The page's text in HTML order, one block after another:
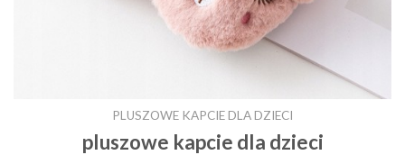
PLUSZOWE KAPCIE DLA DZIECI
pluszowe kapcie dla dzieci